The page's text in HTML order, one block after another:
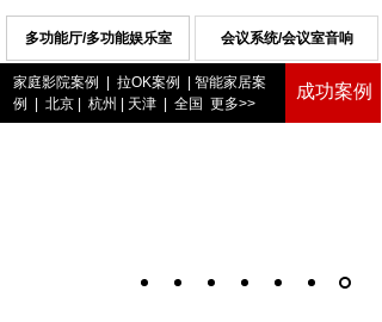
会议系统/会议室音响
多功能厅/多功能娱乐室
家庭影院案例 拉OK案例
智能家居案
例
北京 杭州 天津 全国 更多>>
成功案例